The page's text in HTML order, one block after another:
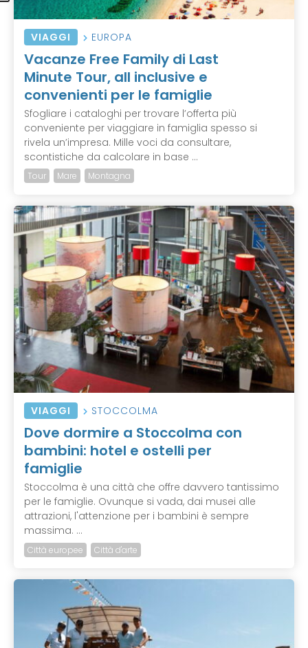
VIAGGI EUROPA
Vacanze Free Family di Last
Minute Tour, all inclusive e
convenienti per le famiglie
Sfogliare i cataloghi per trovare l’offerta più
conveniente per viaggiare in famiglia spesso si
rivela un’impresa. Mille voci da consultare,
scontistiche da calcolare in base ...
Tour Mare Montagna
VIAGGI STOCCOLMA
Dove dormire a Stoccolma con
bambini: hotel e ostelli per
famiglie
Stoccolma è una città che offre davvero tantissimo
per le famiglie. Ovunque si vada, dai musei alle
attrazioni, l'attenzione per i bambini è sempre
massima. ...
Città europee Città d'arte